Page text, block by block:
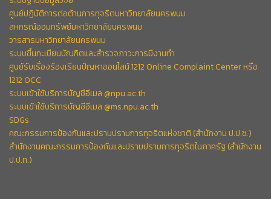
ศูนย์ปฏิบัติการต่อต้านการทุจริตมหาวิทยาลัยนครพนม
สหกรณ์ออมทรัพย์มหาวิทยาลัยนครพนม
วารสารมหาวิทยาลัยนครพนม
ระบบขึ้นทะเบียนบัณฑิตและสำรวจภาวะการมีงานทำ
ศูนย์รับเรื่องร้องเรียนปัญหาออนไลน์ 1212 Online Complaint Center หรือ
1212 OCC
ระบบเข้าใช้บริการบัญชีอีเมล @npu.ac.th
ระบบเข้าใช้บริการบัญชีอีเมล @ms.npu.ac.th
SDGs
คณะกรรมการป้องกันและปราบปรามการทุจริตแห่งชาติ (สำนักงาน ป.ป.ช.)
สำนักงานคณะกรรมการป้องกันและปราบปรามการทุจริตในภาครัฐ (สำนักงาน
ป.ป.ท.)